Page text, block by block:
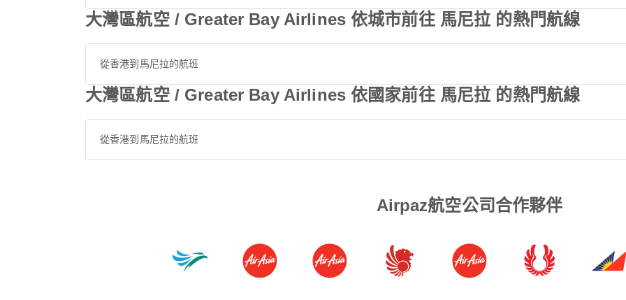
大灣區航空 / Greater Bay Airlines 依城市前往 馬尼拉 的熱門航線
從香港到馬尼拉的航班
大灣區航空 / Greater Bay Airlines 依國家前往 馬尼拉 的熱門航線
從香港到馬尼拉的航班
Airpaz航空公司合作夥伴